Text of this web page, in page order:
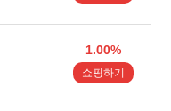
1.00%
쇼핑하기